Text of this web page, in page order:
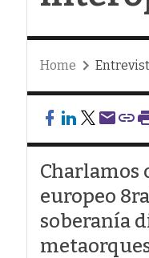
Home
Charlamos
europeo
soberanía